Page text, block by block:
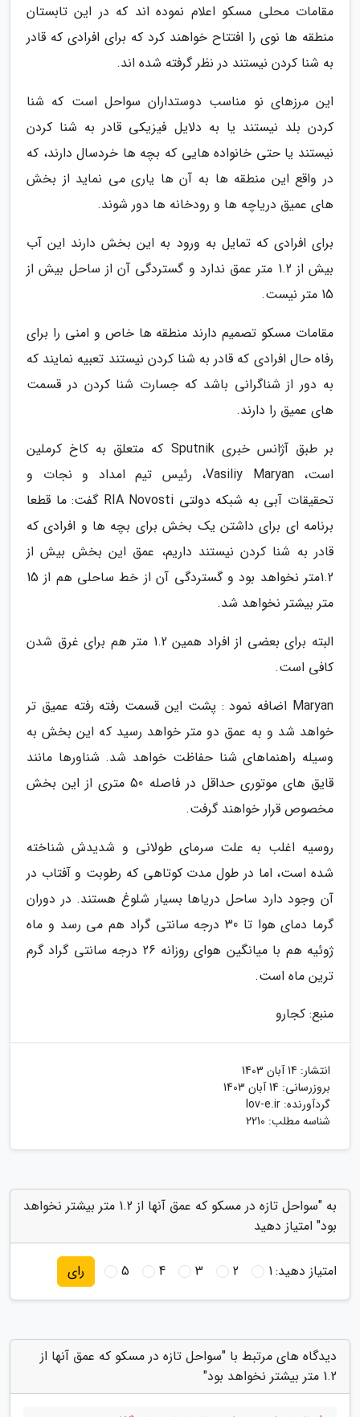
مقامات محلی مسکو اعلام نموده اند که در این تابستان
منطقه ها نوی را افتتاح خواهند کرد که برای افرادی که قادر
به شنا کردن نیستند در نظر گرفته شده اند.
این مرزهای نو مناسب دوستداران سواحل است که شنا
کردن بلد نیستند یا به دلایل فیزیکی قادر به شنا کردن
نیستند یا حتی خانواده هایی که بچه ها خردسال دارند، که
در واقع این منطقه ها به آن ها یاری می نماید از بخش
های عمیق دریاچه ها و رودخانه ها دور شوند.
برای افرادی که تمایل به ورود به این بخش دارند این آب
بیش از 1.2 متر عمق ندارد و گستردگی آن از ساحل بیش از
15 متر نیست.
مقامات مسکو تصمیم دارند منطقه ها خاص و امنی را برای
رفاه حال افرادی که قادر به شنا کردن نیستند تعبیه نمایند که
به دور از شناگرانی باشد که جسارت شنا کردن در قسمت
های عمیق را دارند.
بر طبق آژانس خبری Sputnik که متعلق به کاخ کرملین
است، Vasiliy Maryan، رئیس تیم امداد و نجات و
تحقیقات آبی به شبکه دولتی RIA Novosti گفت: ما قطعا
برنامه ای برای داشتن یک بخش برای بچه ها و افرادی که
قادر به شنا کردن نیستند داریم، عمق این بخش بیش از
1.2متر نخواهد بود و گستردگی آن از خط ساحلی هم از 15
متر بیشتر نخواهد شد.
البته برای بعضی از افراد همین 1.2 متر هم برای غرق شدن
کافی است.
Maryan اضافه نمود : پشت این قسمت رفته رفته عمیق تر
خواهد شد و به عمق دو متر خواهد رسید که این بخش به
وسیله راهنماهای شنا حفاظت خواهد شد. شناورها مانند
قایق های موتوری حداقل در فاصله 50 متری از این بخش
مخصوص قرار خواهند گرفت.
روسیه اغلب به علت سرمای طولانی و شدیدش شناخته
شده است، اما در طول مدت کوتاهی که رطوبت و آفتاب در
آن وجود دارد ساحل دریاها بسیار شلوغ هستند. در دوران
گرما دمای هوا تا 30 درجه سانتی گراد هم می رسد و ماه
ژوئیه هم با میانگین هوای روزانه 26 درجه سانتی گراد گرم
ترین ماه است.
منبع: کجارو
انتشار: 14 آبان 1403
بروزرسانی: 14 آبان 1403
گردآورنده: lov-e.ir
شناسه مطلب: 2210
به "سواحل تازه در مسکو که عمق آنها از 1.2 متر بیشتر نخواهد
بود" امتیاز دهید
امتیاز دهید:1
2
3
4
5 رای
دیدگاه های مرتبط با "سواحل تازه در مسکو که عمق آنها از
1.2 متر بیشتر نخواهد بود"